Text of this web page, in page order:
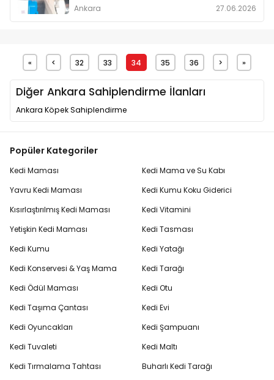
Ankara
27.06.2026
« < 32 33 34 35 36 > »
Diğer Ankara Sahiplendirme İlanları
Ankara Köpek Sahiplendirme
Popüler Kategoriler
Kedi Maması
Yavru Kedi Maması
Kısırlaştırılmış Kedi Maması
Yetişkin Kedi Maması
Kedi Kumu
Kedi Konservesi & Yaş Mama
Kedi Ödül Maması
Kedi Taşıma Çantası
Kedi Oyuncakları
Kedi Tuvaleti
Kedi Tırmalama Tahtası
Kedi Mama ve Su Kabı
Kedi Kumu Koku Giderici
Kedi Vitamini
Kedi Tasması
Kedi Yatağı
Kedi Tarağı
Kedi Otu
Kedi Evi
Kedi Şampuanı
Kedi Maltı
Buharlı Kedi Tarağı